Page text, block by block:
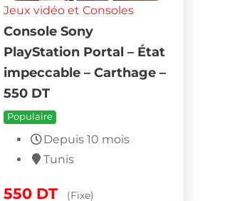
Jeux vidéo et Consoles
Console Sony
PlayStation Portal – État
impeccable – Carthage –
550 DT
Populaire
Depuis 10 mois
Tunis
550 DT (Fixe)